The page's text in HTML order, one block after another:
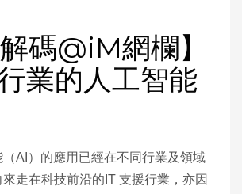
解碼@iM網欄】
業的人工智能
AI）的應用已經在不同行業及領域
走在科技前沿的IT 支援行業，亦因